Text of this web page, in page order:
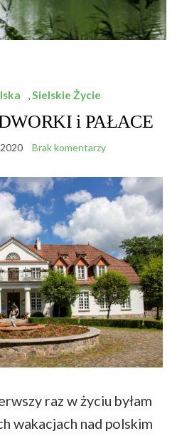
,Sielskie Życie
i PAŁACE
Brak komentarzy
raz w życiu byłam
wakacjach nad polskim